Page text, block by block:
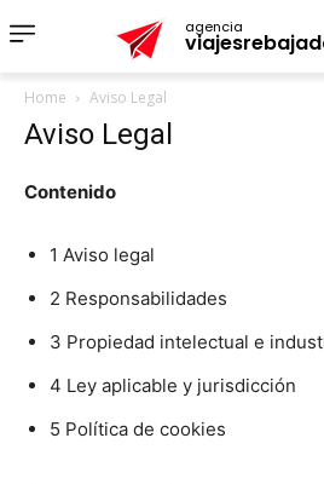
agencia
Home Aviso Legal
Aviso Legal
Contenido
1 Aviso legal
2 Responsabilidades
3 Propiedad intelectual e
4 Ley aplicable y jurisdicción
5 Política de cookies